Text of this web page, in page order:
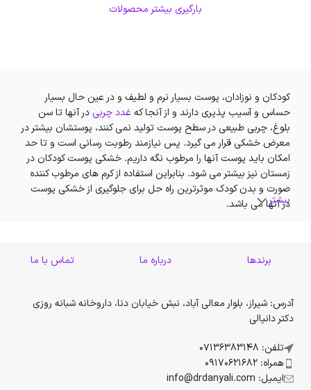
بارگیری بیشتر محصولات
کودکان و نوزادان، پوست بسیار نرم و لطیف و در عین حال بسیار
حساس و آسیب پذیری دارند و از آنجا کهغدد چربی در آنها تا سن
بلوغ، چربی طبیعی در سطح پوست تولید نمی کنند، پوستشان بیشتر در
معرض خشکی قرار می گیرد. پس نیازمند رطوبت رسانی است و تا حد
امکان باید پوست آنها را مرطوب نگه داریم. خشکی پوست کودکان در
زمستان نیز بیشتر می شود. بنابراین استفاده از کرم های مرطوب کننده
صورت و بدن کودک موثرترین راه حل برای جلوگیری از خشکی پوست
در آنها می باشد.
از آنجایی كه غدد عرقی پوست در كودكان هنوز تكامل نیافته، مرطوب
به طور کلی، پوست حساس و نازک کودکان نیازمند تقویت و رسیدگی
امروزه طیف گسترده محصولات مراقبتی پوست کودک به اندازه ای
متنوع و زیاد است که والدین می‌توانند از انواع محصولات با قیمت
مناسب بهترین انتخاب را داشته باشند تا در برابر آفتاب‌سوختگی و
بیشتر
برندها درباره ما تماس با ما
آدرس: شیراز، بلوار معالی آباد، نبش خیابان دنا، داروخانه شبانه روزی
دکتر دانیالی
تلفن: 07136383148
همراه: 09170621682
ایمیل: info@drdanyali.com